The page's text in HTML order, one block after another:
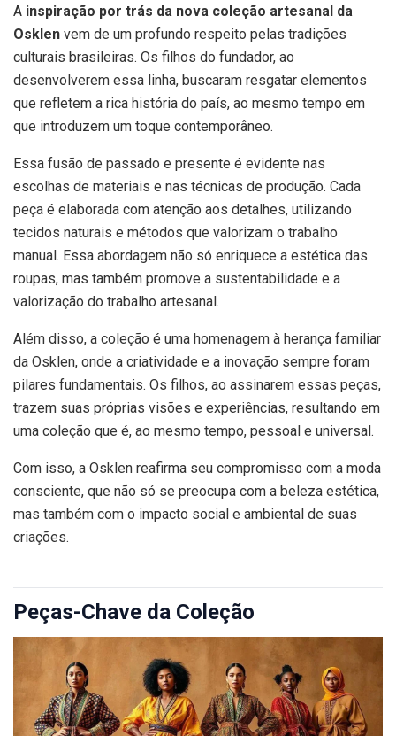
A inspiração por trás da nova coleção artesanal da
Osklen vem de um profundo respeito pelas tradições
culturais brasileiras. Os filhos do fundador, ao
desenvolverem essa linha, buscaram resgatar elementos
que refletem a rica história do país, ao mesmo tempo em
que introduzem um toque contemporâneo.
Essa fusão de passado e presente é evidente nas
escolhas de materiais e nas técnicas de produção. Cada
peça é elaborada com atenção aos detalhes, utilizando
tecidos naturais e métodos que valorizam o trabalho
manual. Essa abordagem não só enriquece a estética das
roupas, mas também promove a sustentabilidade e a
valorização do trabalho artesanal.
Além disso, a coleção é uma homenagem à herança familiar
da Osklen, onde a criatividade e a inovação sempre foram
pilares fundamentais. Os filhos, ao assinarem essas peças,
trazem suas próprias visões e experiências, resultando em
uma coleção que é, ao mesmo tempo, pessoal e universal.
Com isso, a Osklen reafirma seu compromisso com a moda
consciente, que não só se preocupa com a beleza estética,
mas também com o impacto social e ambiental de suas
criações.
Peças-Chave da Coleção